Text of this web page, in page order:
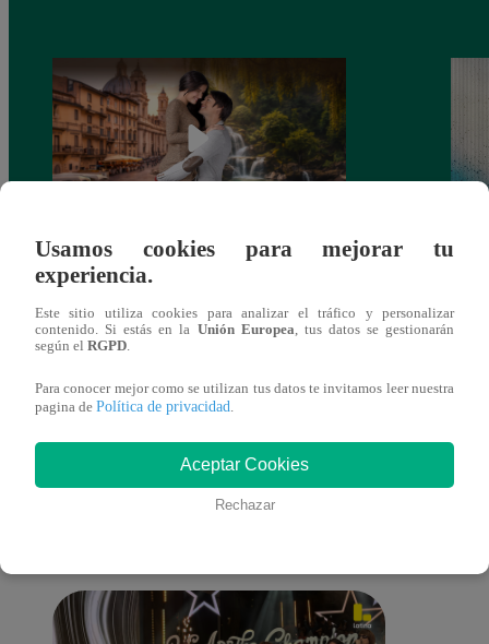
Latina estrenará el 28 de abril “Mi vida
eres tú”: una historia de cartas y amor que
lo cambiará todo
También te puede
interesar
Usamos cookies para mejorar tu
experiencia.
Este sitio utiliza cookies para analizar el tráfico y personalizar
contenido. Si estás en la Unión Europea , tus datos se gestionarán
según el RGPD
Para conocer mejor como se utilizan tus datos te invitamos leer nuestra
pagina de Política de privacidad
Aceptar Cookies
Rechazar